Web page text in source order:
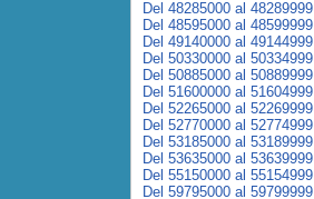
Del 48285000 al 48289999
Del 48595000 al 48599999
Del 49140000 al 49144999
Del 50330000 al 50334999
Del 50885000 al 50889999
Del 51600000 al 51604999
Del 52265000 al 52269999
Del 52770000 al 52774999
Del 53185000 al 53189999
Del 53635000 al 53639999
Del 55150000 al 55154999
Del 59795000 al 59799999